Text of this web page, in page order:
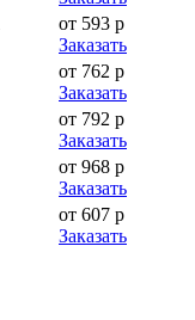
от 593 р
Заказать
от 762 р
Заказать
от 792 р
Заказать
от 968 р
Заказать
от 607 р
Заказать